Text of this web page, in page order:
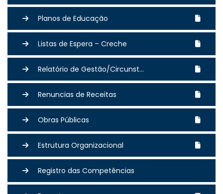
Planos de Educação
Listas de Espera – Creche
Relatório de Gestão/Circunst...
Renuncias de Receitas
Obras Públicas
Estrutura Organizacional
Registro das Competências